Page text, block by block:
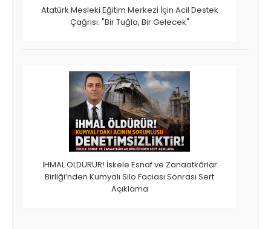
Atatürk Mesleki Eğitim Merkezi İçin Acil Destek
Çağrısı: "Bir Tuğla, Bir Gelecek"
İHMAL ÖLDÜRÜR! İskele Esnaf ve Zanaatkârlar
Birliği’nden Kumyalı Silo Faciası Sonrası Sert
Açıklama